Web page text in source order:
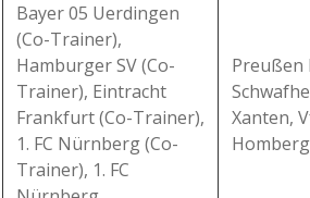
Bayer 05 Uerdingen
(Co-Trainer),
Hamburger SV (Co-
Trainer), Eintracht
Frankfurt (Co-Trainer),
1. FC Nürnberg (Co-
Trainer), 1. FC
Preußen
Xanten,
Homberg